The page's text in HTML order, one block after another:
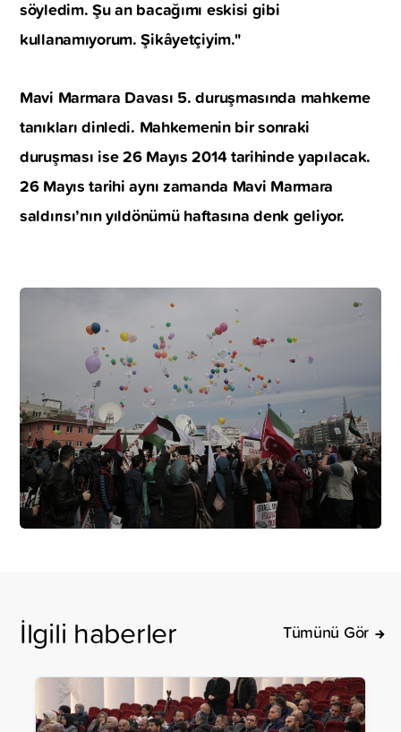
söyledim. Şu an bacağımı eskisi gibi
kullanamıyorum. Şikâyetçiyim."
Mavi Marmara Davası 5. duruşmasında mahkeme
tanıkları dinledi. Mahkemenin bir sonraki
duruşması ise 26 Mayıs 2014 tarihinde yapılacak.
26 Mayıs tarihi aynı zamanda Mavi Marmara
saldırısı’nın yıldönümü haftasına denk geliyor.
İlgili haberler Tümünü Gör